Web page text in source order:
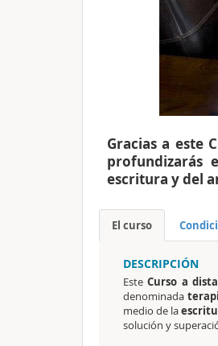
Gracias a este
profundizarás
escritura y del
El curso
DESCRIPCIÓN
EsteCurso a
denominada
medio de la
solución y